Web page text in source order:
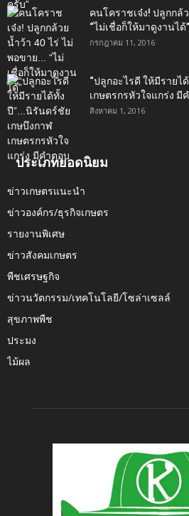
คนโคราชเจ๋ง! ปลูกกล้
“ไม่เชื่อก็ให้มาดูงานได้”‬
กรกฎาคม 11, 2016
“ปลูกอะไรดี ให้มีราย
เกษตรกรหัวใจแกร่ง มี
สิงหาคม 1, 2016
ประเภทยอดนิยม
ข่าวเกษตรแนะนำ
ข่าวองค์กร/ธุรกิจเกษตร
รายงานพิเศษ
ข่าวสังคมเกษตร
พืชเศรษฐกิจ
ข่าวนวัตกรรม/เทคโนโลยี/โซล่าเซลล์
สุขภาพพืช
ประมง
ไม้ผล